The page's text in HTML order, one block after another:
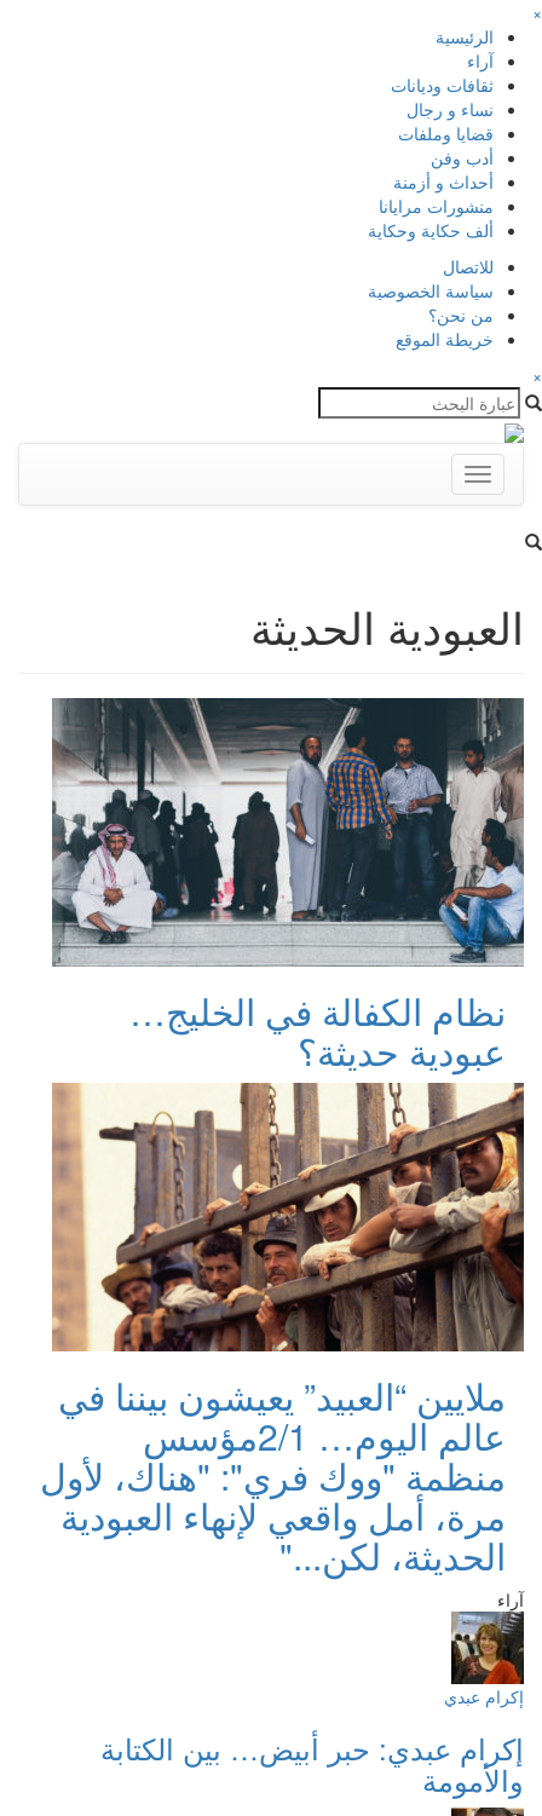
×
الرئيسية
آراء
ثقافات وديانات
نساء و رجال
قضايا وملفات
أدب وفن
أحداث و أزمنة
منشورات مرايانا
ألف حكاية وحكاية
للاتصال
سياسة الخصوصية
من نحن؟
خريطة الموقع
×
Toggle
navigation
العبودية الحديثة
نظام الكفالة في الخليج…
عبودية حديثة؟
ملايين “العبيد” يعيشون بيننا في
عالم اليوم… 2/1 مؤسس
منظمة "ووك فري": "هناك، لأول
مرة، أمل واقعي لإنهاء العبودية
الحديثة، لكن..."
آراء
إكرام عبدي
إكرام عبدي: حبر أبيض… بين الكتابة
والأمومة